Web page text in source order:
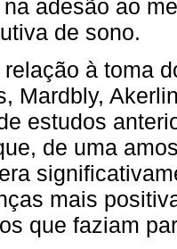
adesão ao
de sono.
relação à toma
Mardbly,
estudos
de uma
mais
que faziam